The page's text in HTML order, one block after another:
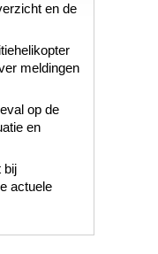
en de
meldingen
op de
en
bij
actuele